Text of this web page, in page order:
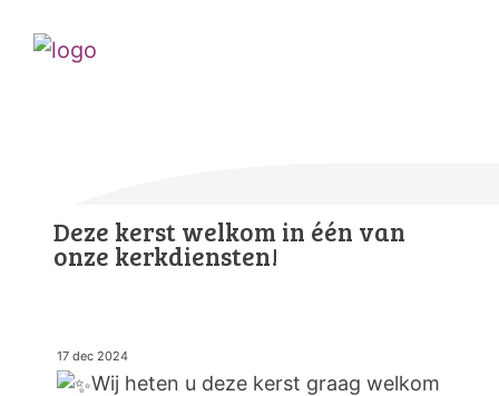
Deze kerst welkom in één van
onze kerkdiensten!
17 dec 2024
Wij heten u deze kerst graag welkom